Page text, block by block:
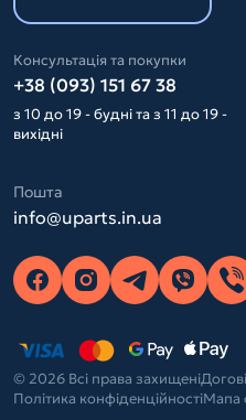
Консультація та покупки
+38 (093) 151 67 38
з 10 до 19 - будні та з 11 до 19 -
вихідні
Пошта
info@uparts.in.ua
© 2026 Всі права захищені
Політика конфіденційностіМапа